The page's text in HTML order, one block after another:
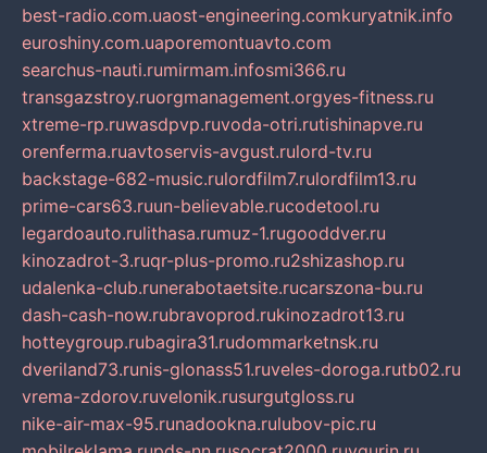
best-radio.com.uaost-engineering.comkuryatnik.info
euroshiny.com.uaporemontuavto.com
searchus-nauti.rumirmam.infosmi366.ru
transgazstroy.ruorgmanagement.orgyes-fitness.ru
xtreme-rp.ruwasdpvp.ruvoda-otri.rutishinapve.ru
orenferma.ruavtoservis-avgust.rulord-tv.ru
backstage-682-music.rulordfilm7.rulordfilm13.ru
prime-cars63.ruun-believable.rucodetool.ru
legardoauto.rulithasa.rumuz-1.rugooddver.ru
kinozadrot-3.ruqr-plus-promo.ru2shizashop.ru
udalenka-club.runerabotaetsite.rucarszona-bu.ru
dash-cash-now.rubravoprod.rukinozadrot13.ru
hotteygroup.rubagira31.rudommarketnsk.ru
dveriland73.runis-glonass51.ruveles-doroga.rutb02.ru
vrema-zdorov.ruvelonik.rusurgutgloss.ru
nike-air-max-95.runadookna.rulubov-pic.ru